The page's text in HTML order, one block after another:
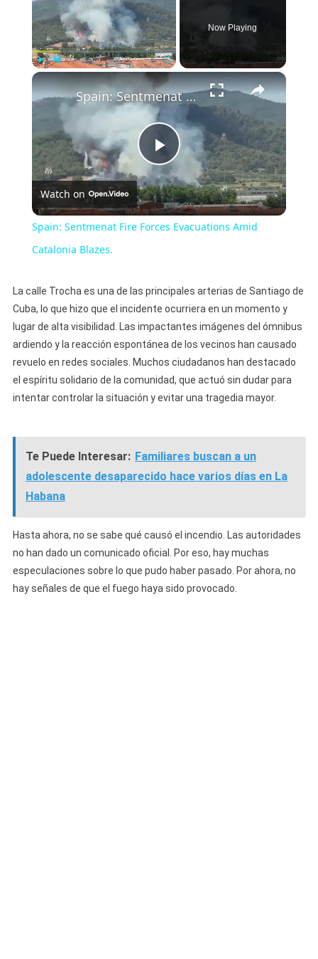
Fullscreen
Now Playing
×
Play
Video
Spain: Sentmenat Fire Forces Evacuations Amid Catalonia Blazes.
Watch on
Spain: Sentmenat Fire Forces Evacuations Amid
Catalonia Blazes.
La calle Trocha es una de las principales arterias de Santiago de
Cuba, lo que hizo que el incidente ocurriera en un momento y
lugar de alta visibilidad. Las impactantes imágenes del ómnibus
ardiendo y la reacción espontánea de los vecinos han causado
revuelo en redes sociales. Muchos ciudadanos han destacado
el espíritu solidario de la comunidad, que actuó sin dudar para
intentar controlar la situación y evitar una tragedia mayor.
Te Puede Interesar: Familiares buscan a un
adolescente desaparecido hace varios días en La
Habana
Hasta ahora, no se sabe qué causó el incendio. Las autoridades
no han dado un comunicado oficial. Por eso, hay muchas
especulaciones sobre lo que pudo haber pasado. Por ahora, no
hay señales de que el fuego haya sido provocado.